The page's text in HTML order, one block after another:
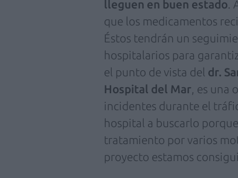
lleguen en buen estado.
que los medicamentos
Éstos tendrán un
hospitalarios para
el punto de vista del dr.
Hospital del Mar, es una
incidentes durante el
hospital a buscarlo
tratamiento por varios
proyecto estamos